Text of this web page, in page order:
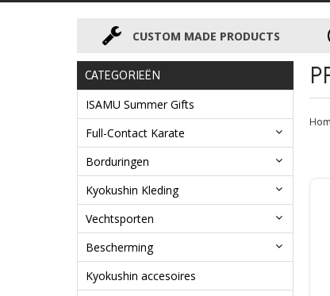
CUSTOM MADE PRODUCTS
CATEGORIEËN
ISAMU Summer Gifts
Full-Contact Karate
Borduringen
Kyokushin Kleding
Vechtsporten
Bescherming
Kyokushin accesoires